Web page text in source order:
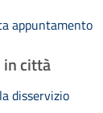
appuntamento
città
disservizio